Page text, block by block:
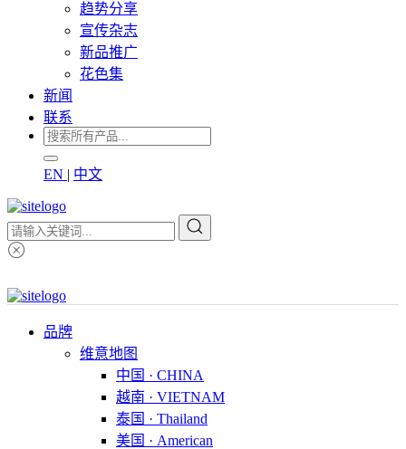
趋势分享
宣传杂志
新品推广
花色集
新闻
联系
EN | 中文
品牌
维意地图
中国 · CHINA
越南 · VIETNAM
泰国 · Thailand
美国 · American